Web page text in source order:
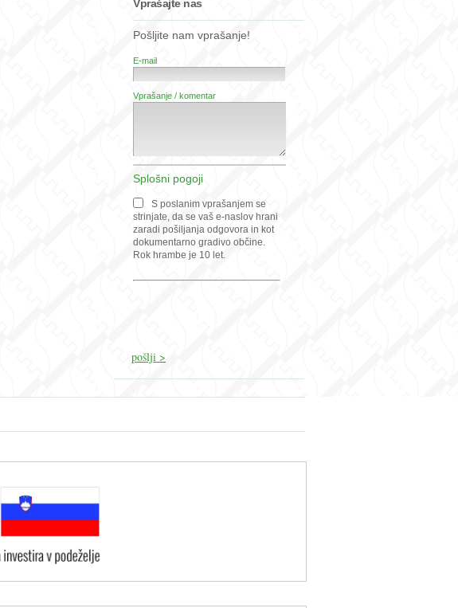
Vprašajte nas
Pošljite nam vprašanje!
E-mail
Vprašanje / komentar
Splošni pogoji
S poslanim vprašanjem se
strinjate, da se vaš e-naslov hrani
zaradi pošiljanja odgovora in kot
dokumentarno gradivo občine.
Rok hrambe je 10 let.